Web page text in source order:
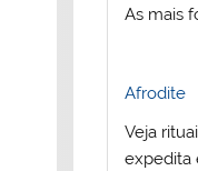
As mais
Afrodite
Veja
expedita